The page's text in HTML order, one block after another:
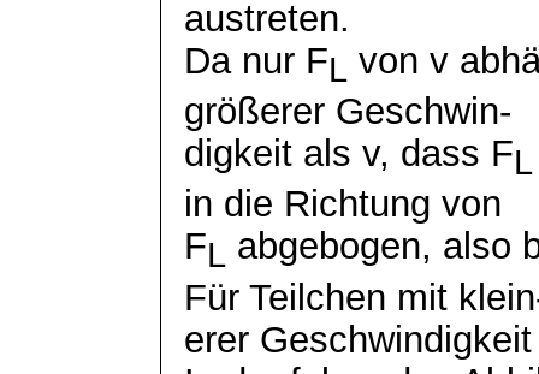
austreten.
Da nur FL von v
größerer Geschwin-
digkeitals v, dass FL
in die Richtung von
FL abgebogen, also
Für Teilchen mit
ererGeschwindigkeit